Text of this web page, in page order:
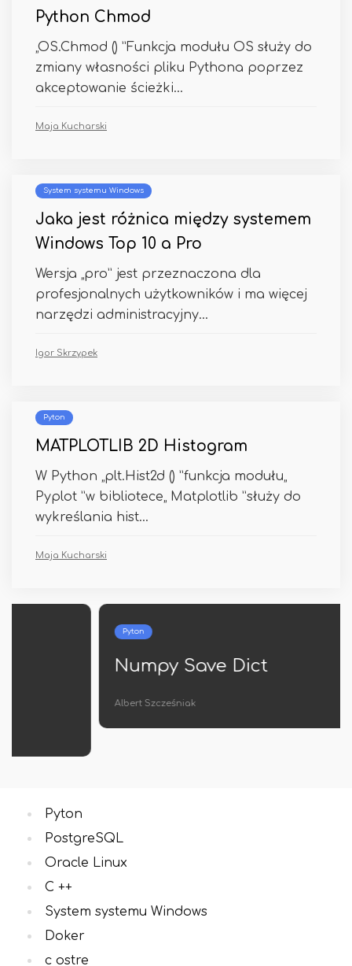
Python Chmod
„OS.Chmod () ”Funkcja modułu OS służy do
zmiany własności pliku Pythona poprzez
akceptowanie ścieżki...
Maja Kucharski
System systemu Windows
Jaka jest różnica między systemem
Windows Top 10 a Pro
Wersja „pro” jest przeznaczona dla
profesjonalnych użytkowników i ma więcej
narzędzi administracyjny...
Igor Skrzypek
Pyton
MATPLOTLIB 2D Histogram
W Python „plt.Hist2d () ”funkcja modułu„
Pyplot ”w bibliotece„ Matplotlib ”służy do
wykreślania hist...
Maja Kucharski
Numpy Save Dict
Pyton
PostgreSQL
Oracle Linux
C ++
System systemu Windows
Doker
c ostre